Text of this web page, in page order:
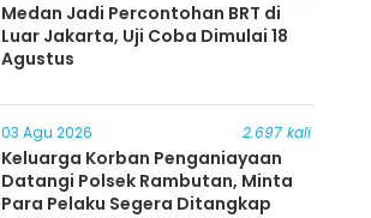
Medan Jadi Percontohan BRT di
Luar Jakarta, Uji Coba Dimulai 18
Agustus
03 Agu 2026 2.697 kali
Keluarga Korban Penganiayaan
Datangi Polsek Rambutan, Minta
Para Pelaku Segera Ditangkap